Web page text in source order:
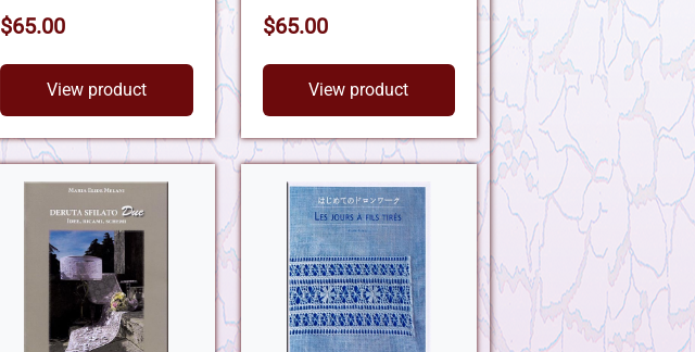
$65.00
View product
$65.00
View product